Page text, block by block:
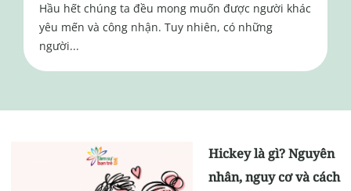
Hầu hết chúng ta đều mong muốn được người khác
yêu mến và công nhận. Tuy nhiên, có những
người...
Hickey là gì? Nguyên
nhân, nguy cơ và cách